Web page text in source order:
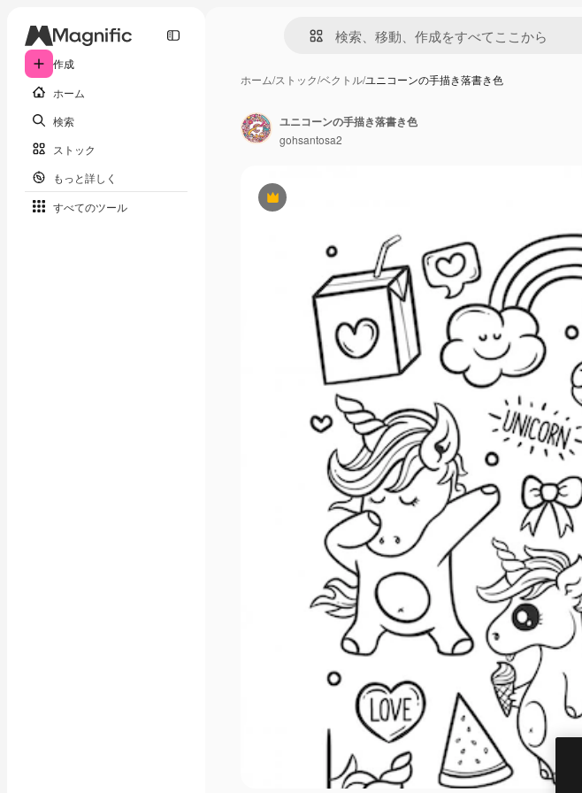
作成
ホーム
検索
ストック
もっと詳しく
すべてのツール
ホーム/ストック/ベクトル/ユニコーンの手描き落書き色
Premium
ユニコーンの手描き落書き色
gohsantosa2